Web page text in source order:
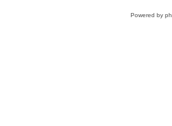
Powered by